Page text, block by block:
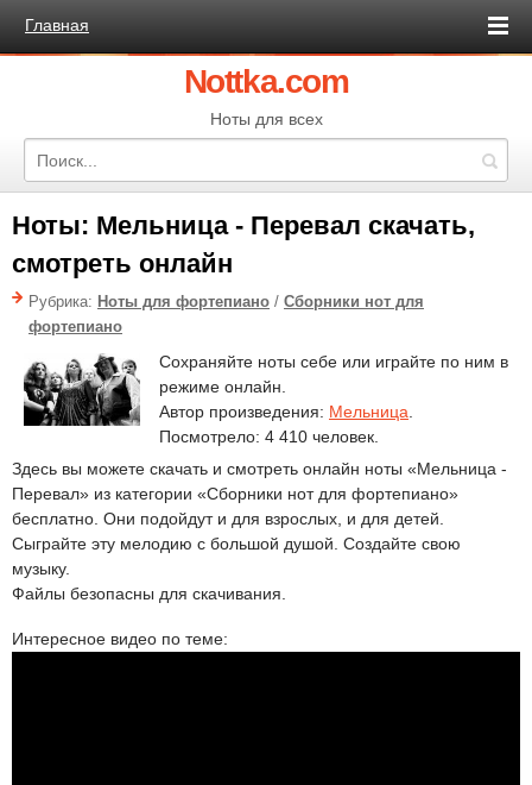
Главная
Nottka.com
Ноты для всех
Ноты: Мельница - Перевал скачать,
смотреть онлайн
Рубрика: Ноты для фортепиано / Сборники нот для
фортепиано
Сохраняйте ноты себе или играйте по ним в
режиме онлайн.
Автор произведения: Мельница
Посмотрело: 4 410 человек.
Здесь вы можете скачать и смотреть онлайн ноты «Мельница -
Перевал» из категории «Сборники нот для фортепиано»
бесплатно. Они подойдут и для взрослых, и для детей.
Сыграйте эту мелодию с большой душой. Создайте свою
музыку.
Файлы безопасны для скачивания.
Интересное видео по теме: